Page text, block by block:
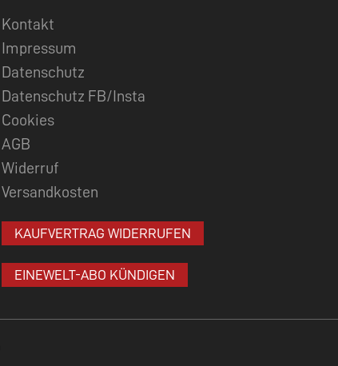
Kontakt
Impressum
Datenschutz
Datenschutz FB/Insta
Cookies
AGB
Widerruf
Versandkosten
KAUFVERTRAG WIDERRUFEN
EINEWELT-ABO KÜNDIGEN